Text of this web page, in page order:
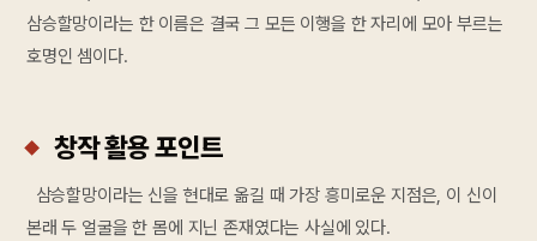
삼승할망이라는 한 이름은 결국 그 모든 이행을 한 자리에 모아 부르는
호명인 셈이다.
창작 활용 포인트
삼승할망이라는 신을 현대로 옮길 때 가장 흥미로운 지점은, 이 신이
본래 두 얼굴을 한 몸에 지닌 존재였다는 사실에 있다.